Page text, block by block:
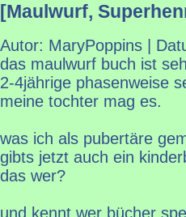
[Maulwurf,
Autor: MaryPoppins |
das maulwurf buch ist
2-4jährige phasenweise
meine tochter mag es.
was ich als pubertäre
gibts jetzt auch ein
das wer?
und kennt wer bücher